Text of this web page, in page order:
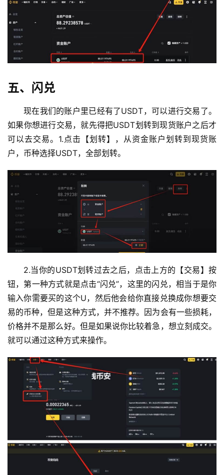
五、闪兑
现在我们的账户里已经有了USDT，可以进行交易了。
如果你想进行交易，就先得把USDT划转到现货账户之后才
可以去交易。1.点击【划转】，从资金账户划转到现货账
户，币种选择USDT，全部划转。
2.当你的USDT划转过去之后，点击上方的【交易】按
钮，第一种方式就是点击“闪兑”，这里的闪兑，相当于是你
输入你需要买的这个U，然后他会给你直接兑换成你想要交
易的币种，但是这种方式，并不推荐。因为会有一些损耗，
价格并不是那么好。但是如果说你比较着急，想立刻成交。
就可以通过这种方式来操作。